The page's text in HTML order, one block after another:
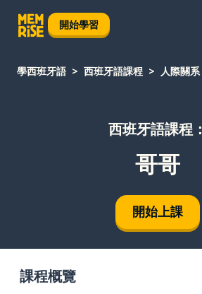
開始學習
學西班牙語 西班牙語課程 人際關系
西班牙語課程：
哥哥
開始上課
課程概覽